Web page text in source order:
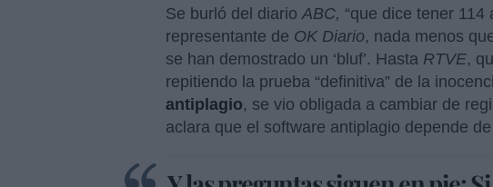
Se burló del diario ABC, “que dice tener 114
representante de OK Diario, nada menos
se han demostrado un ‘bluf’. Hasta RTVE,
repitiendo la prueba “definitiva” de la
antiplagio, se vio obligada a cambiar de
aclara que el software antiplagio depende